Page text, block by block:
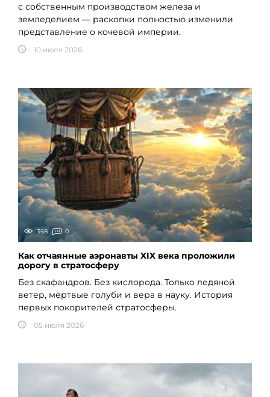
с собственным производством железа и
земледелием — раскопки полностью изменили
представление о кочевой империи.
10 июля 2026
368 0
Как отчаянные аэронавты XIX века проложили
дорогу в стратосферу
Без скафандров. Без кислорода. Только ледяной
ветер, мёртвые голуби и вера в науку. История
первых покорителей стратосферы.
05 июля 2026